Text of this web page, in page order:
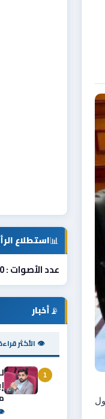
📊استطلاع
عدد الأصوات : 0
📡أخبار
👁 الأكثر
1
👁